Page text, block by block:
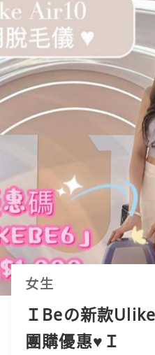
女生
ＩBeの新款
團購優惠♥️Ｉ